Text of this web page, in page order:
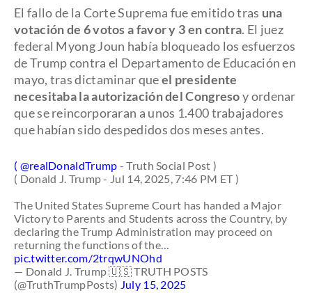
El fallo de la Corte Suprema fue emitido tras una
votación de 6 votos a favor y 3 en contra. El juez
federal Myong Joun había bloqueado los esfuerzos
de Trump contra el Departamento de Educación en
mayo, tras dictaminar queel presidente
necesitaba la autorización del Congresoy ordenar
que se reincorporaran a unos 1.400 trabajadores
que habían sido despedidos dos meses antes.
( @realDonaldTrump - Truth Social Post )
( Donald J. Trump - Jul 14, 2025, 7:46 PM ET )
The United States Supreme Court has handed a Major
Victory to Parents and Students across the Country, by
declaring the Trump Administration may proceed on
returning the functions of the…
pic.twitter.com/2trqwUNOhd
— Donald J. Trump 🇺🇸 TRUTH POSTS
(@TruthTrumpPosts) July 15, 2025